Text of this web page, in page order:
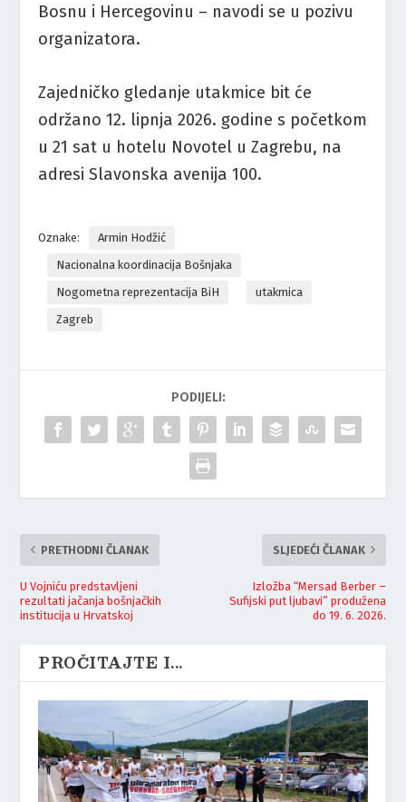
Bosnu i Hercegovinu – navodi se u pozivu
organizatora.
Zajedničko gledanje utakmice bit će
održano 12. lipnja 2026. godine s početkom
u 21 sat u hotelu Novotel u Zagrebu, na
adresi Slavonska avenija 100.
Oznake:
Armin Hodžić
Nacionalna koordinacija Bošnjaka
Nogometna reprezentacija BiH
utakmica
Zagreb
PODIJELI:
PRETHODNI ČLANAK
U Vojniću predstavljeni
rezultati jačanja bošnjačkih
institucija u Hrvatskoj
SLJEDEĆI ČLANAK
Izložba “Mersad Berber –
Sufijski put ljubavi” produžena
do 19. 6. 2026.
PROČITAJTE I...